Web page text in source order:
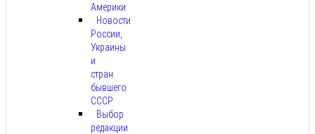
Америки
Новости
России,
Украины
и
стран
бывшего
СССР
Выбор
редакции